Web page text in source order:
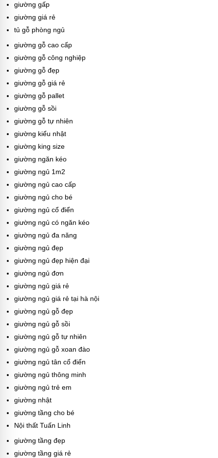
giường gấp
giường giá rẻ
tủ gỗ phòng ngủ
giường gỗ cao cấp
giường gỗ công nghiệp
giường gỗ đẹp
giường gỗ giá rẻ
giường gỗ pallet
giường gỗ sồi
giường gỗ tự nhiên
giường kiểu nhật
giường king size
giường ngăn kéo
giường ngủ 1m2
giường ngủ cao cấp
giường ngủ cho bé
giường ngủ cổ điển
giường ngủ có ngăn kéo
giường ngủ đa năng
giường ngủ đẹp
giường ngủ đẹp hiện đại
giường ngủ đơn
giường ngủ giá rẻ
giường ngủ giá rẻ tại hà nội
giường ngủ gỗ đẹp
giường ngủ gỗ sồi
giường ngủ gỗ tự nhiên
giường ngủ gỗ xoan đào
giường ngủ tân cổ điển
giường ngủ thông minh
giường ngủ trẻ em
giường nhật
giường tầng cho bé
Nội thất Tuấn Linh
giường tầng đẹp
giường tầng giá rẻ